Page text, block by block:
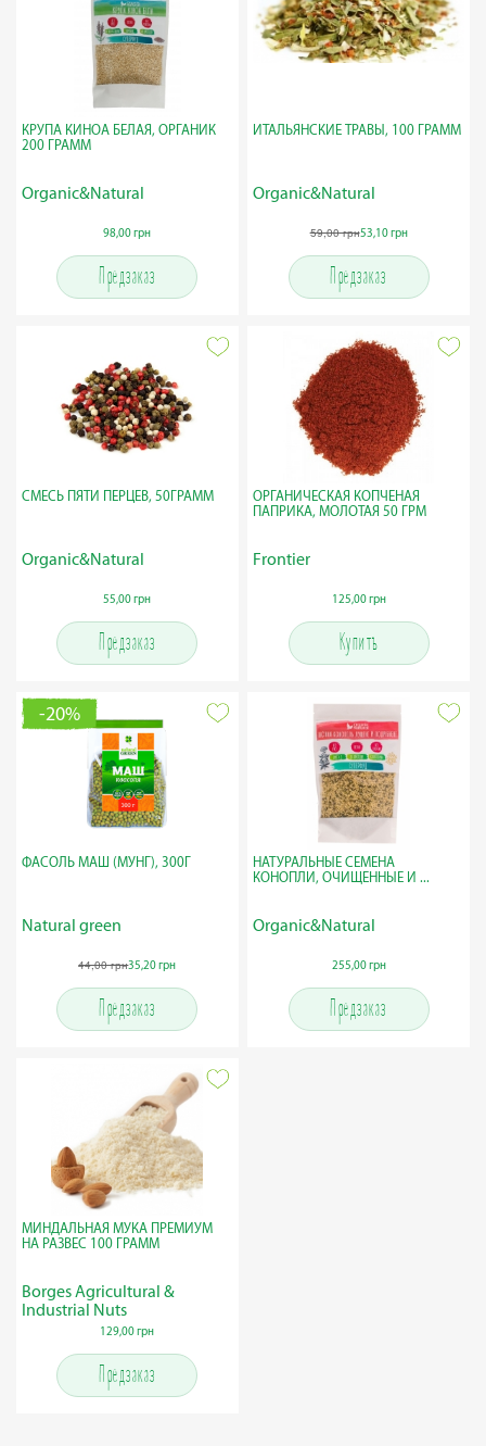
КРУПА КИНОА БЕЛАЯ, ОРГАНИК
200 ГРАММ
Organic&Natural
98,00 грн
Предзаказ
ИТАЛЬЯНСКИЕ ТРАВЫ, 100 ГРАММ
Organic&Natural
59,00 грн53,10 грн
Предзаказ
СМЕСЬ ПЯТИ ПЕРЦЕВ, 50ГРАММ
Organic&Natural
55,00 грн
Предзаказ
ОРГАНИЧЕСКАЯ КОПЧЕНАЯ
ПАПРИКА, МОЛОТАЯ 50 ГРМ
Frontier
125,00 грн
Купить
-20%
ФАСОЛЬ МАШ (МУНГ), 300Г
Natural green
44,00 грн35,20 грн
Предзаказ
НАТУРАЛЬНЫЕ СЕМЕНА
КОНОПЛИ, ОЧИЩЕННЫЕ И ...
Organic&Natural
255,00 грн
Предзаказ
МИНДАЛЬНАЯ МУКА ПРЕМИУМ
НА РАЗВЕС 100 ГРАММ
Borges Agricultural &
Industrial Nuts
129,00 грн
Предзаказ